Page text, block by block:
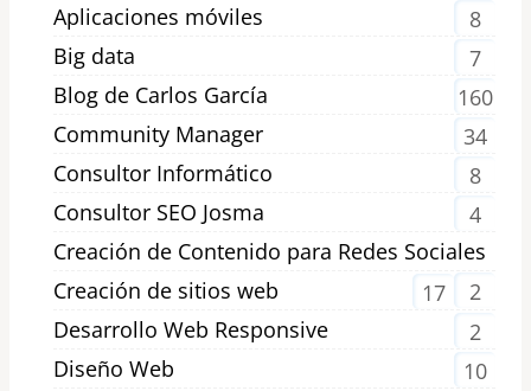
Aplicaciones móviles
8
Big data
7
Blog de Carlos García
160
Community Manager
34
Consultor Informático
8
Consultor SEO Josma
4
Creación de Contenido para Redes Sociales
2
Creación de sitios web
17
Desarrollo Web Responsive
2
Diseño Web
10